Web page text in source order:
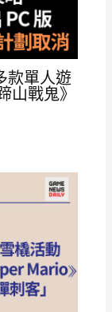
單人遊
戰鬼》